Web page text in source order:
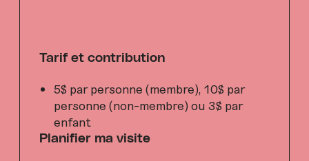
Tarif et contribution
5$ parpersonne (membre), 10$ par
personne (non-membre)ou 3$ par
enfant
Planifier ma visite